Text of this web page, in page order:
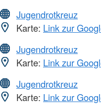
Jugendrotkreuz
Karte: Link zur
Jugendrotkreuz
Karte: Link zur
Jugendrotkreuz
Karte: Link zur